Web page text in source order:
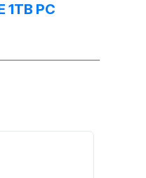
1TB PC